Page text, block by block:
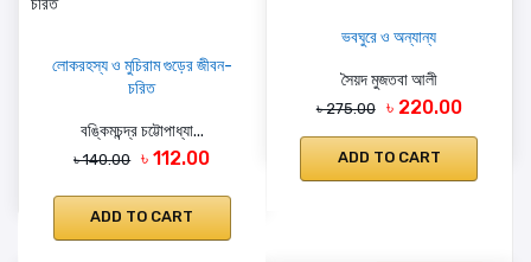
লোকরহস্য ও মুচিরাম গুড়ের জীবন-
চরিত
বঙ্কিমচন্দ্র চট্টোপাধ্যা...
৳ 140.00 ৳ 112.00
ADD TO CART
ভবঘুরে ও অন্যান্য
সৈয়দ মুজতবা আলী
৳ 275.00 ৳ 220.00
ADD TO CART